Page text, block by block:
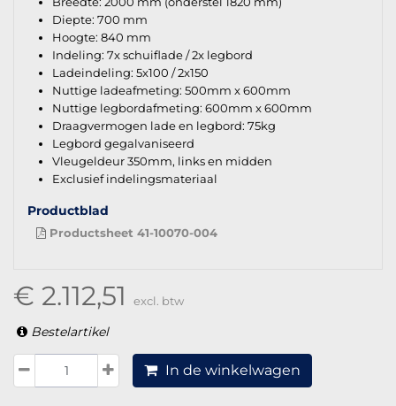
Diepte: 700 mm
Hoogte: 840 mm
Indeling: 7x schuiflade / 2x legbord
Ladeindeling: 5x100 / 2x150
Nuttige ladeafmeting: 500mm x 600mm
Nuttige legbordafmeting: 600mm x 600mm
Draagvermogen lade en legbord: 75kg
Legbord gegalvaniseerd
Vleugeldeur 350mm, links en midden
Exclusief indelingsmateriaal
Productblad
Productsheet 41-10070-004
€ 2.112,51 excl. btw
Bestelartikel
In de winkelwagen